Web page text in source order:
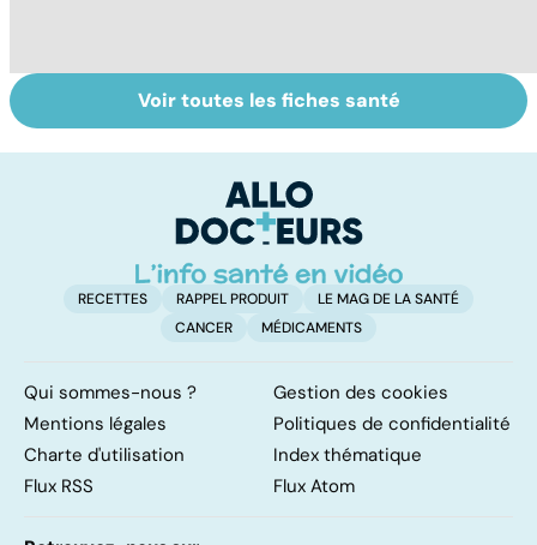
Intoxications
alimentaires :
Tout savoir sur
les infections
Voir toutes les fiches santé
RECETTES RAPPEL PRODUIT
LE MAG DE LA SANTÉ
CANCER
MÉDICAMENTS
Qui sommes-nous ?
Gestion des cookies
Mentions légales
Politiques de confidentialité
Charte d'utilisation
Index thématique
Flux RSS
Flux Atom